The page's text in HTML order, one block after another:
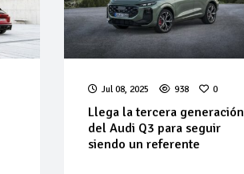
Jul 08, 2025 938 0
Llega la tercera generación
del Audi Q3 para seguir
siendo un referente